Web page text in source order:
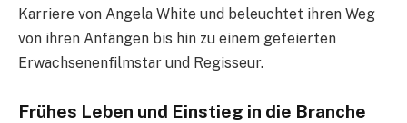
Karriere von Angela White und beleuchtet ihren Weg
von ihren Anfängen bis hin zu einem gefeierten
Erwachsenenfilmstar und Regisseur.
Frühes Leben und Einstieg in die Branche